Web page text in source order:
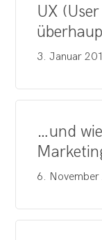
UX
3. Januar
…und
6. November